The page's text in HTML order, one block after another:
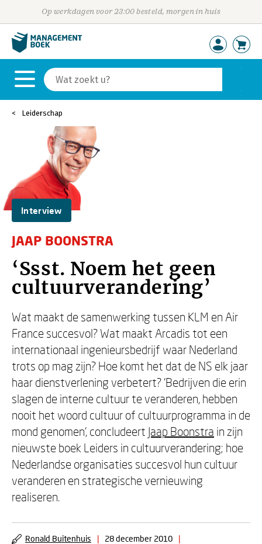
Op werkdagen voor 23:00 besteld, morgen in huis
Leiderschap
Interview
JAAP BOONSTRA
‘Ssst. Noem het geen
cultuurverandering’
Wat maakt de samenwerking tussen KLM en Air
France succesvol? Wat maakt Arcadis tot een
internationaal ingenieursbedrijf waar Nederland
trots op mag zijn? Hoe komt het dat de NS elk jaar
haar dienstverlening verbetert? ‘Bedrijven die erin
slagen de interne cultuur te veranderen, hebben
nooit het woord cultuur of cultuurprogramma in de
mond genomen’, concludeert Jaap Boonstra in zijn
nieuwste boek Leiders in cultuurverandering; hoe
Nederlandse organisaties succesvol hun cultuur
veranderen en strategische vernieuwing
realiseren.
Ronald Buitenhuis | 28 december 2010
|